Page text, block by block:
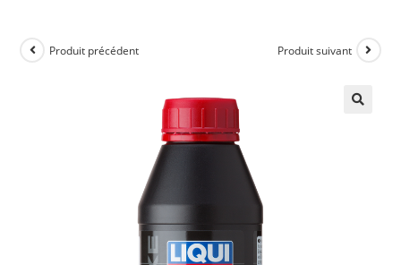
Produit précédent Produit suivant